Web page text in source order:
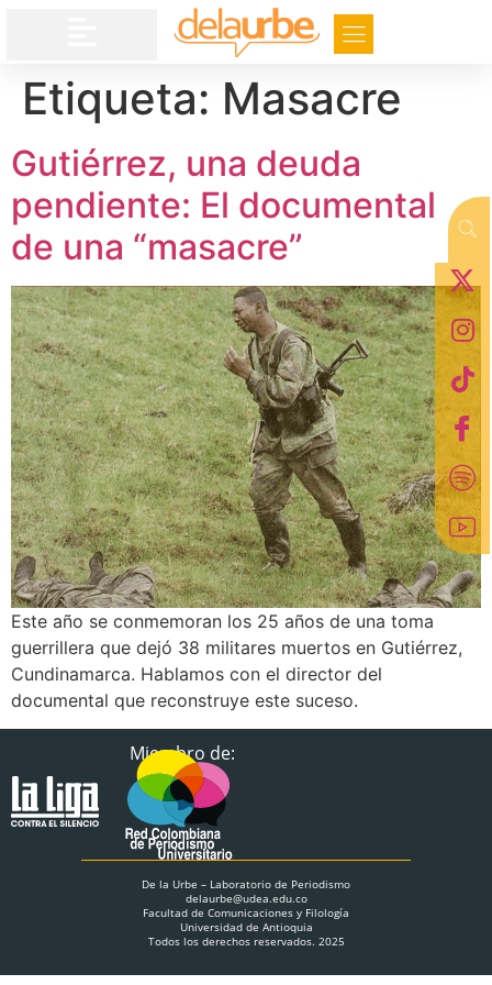
Etiqueta: Masacre
Gutiérrez, una deuda
pendiente: El documental
de una “masacre”
Este año se conmemoran los 25 años de una toma
guerrillera que dejó 38 militares muertos en Gutiérrez,
Cundinamarca. Hablamos con el director del
documental que reconstruye este suceso.
Miembro de:
De la Urbe – Laboratorio de Periodismo
delaurbe@udea.edu.co
Facultad de Comunicaciones y Filología
Universidad de Antioquia
Todos los derechos reservados. 2025